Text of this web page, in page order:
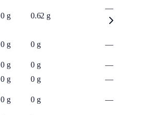
0 g 0.62 g
—
0 g 0 g —
0 g 0 g
—
0 g 0 g
—
0 g 0 g —